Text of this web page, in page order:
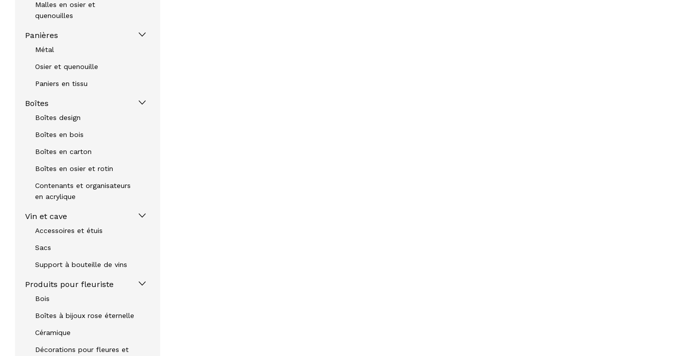
Malles en osier et
quenouilles
Panières
Métal
Osier et quenouille
Paniers en tissu
Boîtes
Boîtes design
Boîtes en bois
Boîtes en carton
Boîtes en osier et rotin
Contenants et organisateurs
en acrylique
Vin et cave
Accessoires et étuis
Sacs
Support à bouteille de vins
Produits pour fleuriste
Bois
Boîtes à bijoux rose éternelle
Céramique
Décorations pour fleures et